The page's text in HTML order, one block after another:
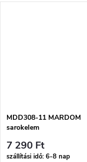
MDD308-11 MARDOM
sarokelem
7 290 Ft
szállítási idő: 6-8 nap